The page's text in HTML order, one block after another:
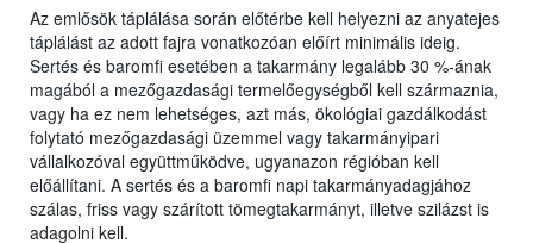
Az emlősök táplálása során előtérbe kell helyezni az anyatejes
táplálást az adott fajra vonatkozóan előírt minimális ideig.
Sertés és baromfi esetében a takarmány legalább 30 %-ának
magából a mezőgazdasági termelőegységből kell származnia,
vagy ha ez nem lehetséges, azt más, ökológiai gazdálkodást
folytató mezőgazdasági üzemmel vagy takarmányipari
vállalkozóval együttműködve, ugyanazon régióban kell
előállítani. A sertés és a baromfi napi takarmányadagjához
szálas, friss vagy szárított tömegtakarmányt, illetve szilázst is
adagolni kell.